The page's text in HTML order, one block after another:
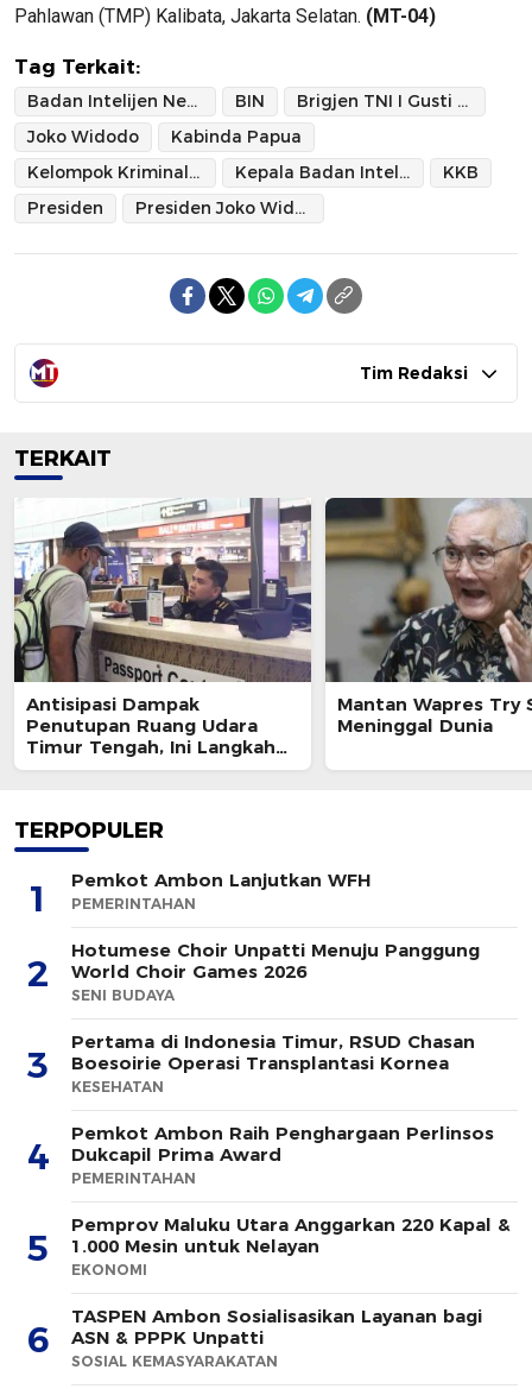
Pahlawan (TMP) Kalibata, Jakarta Selatan. (MT-04)
Tag Terkait:
Badan Intelijen Negara BIN
Brigjen TNI I Gusti Putu Danny Nugraha Karya
Joko Widodo
Kabinda Papua
Kelompok Kriminal Bersenjata
Kepala Badan Intelijen Negara Daerah Papua
KKB
Presiden
Presiden Joko Widodo
Tim Redaksi
TERKAIT
Antisipasi Dampak
Penutupan Ruang Udara
Timur Tengah, Ini Langkah
Ditjen Imigrasi
Mantan Wapres Try
Meninggal Dunia
TERPOPULER
1 Pemkot Ambon Lanjutkan WFH
PEMERINTAHAN
2
Hotumese Choir Unpatti Menuju Panggung
World Choir Games 2026
SENI BUDAYA
3
Pertama di Indonesia Timur, RSUD Chasan
Boesoirie Operasi Transplantasi Kornea
KESEHATAN
4
Pemkot Ambon Raih Penghargaan Perlinsos
Dukcapil Prima Award
PEMERINTAHAN
5
Pemprov Maluku Utara Anggarkan 220 Kapal &
1.000 Mesin untuk Nelayan
EKONOMI
6
TASPEN Ambon Sosialisasikan Layanan bagi
ASN & PPPK Unpatti
SOSIAL KEMASYARAKATAN